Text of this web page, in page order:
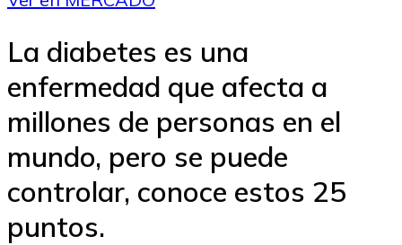
La diabetes es una
enfermedad que afecta a
millones de personas en el
mundo, pero se puede
controlar, conoce estos 25
puntos.